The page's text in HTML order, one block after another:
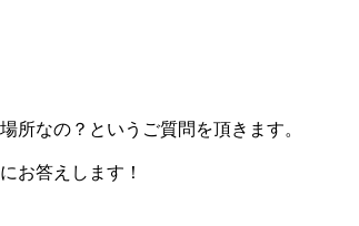
所なの？というご質問を頂きます。
お答えします！